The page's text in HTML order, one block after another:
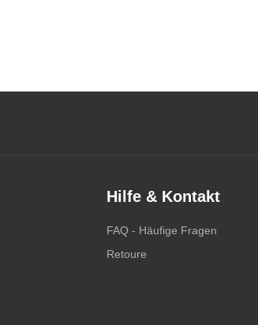
Hilfe & Kontakt
FAQ - Häufige Fragen
Retoure